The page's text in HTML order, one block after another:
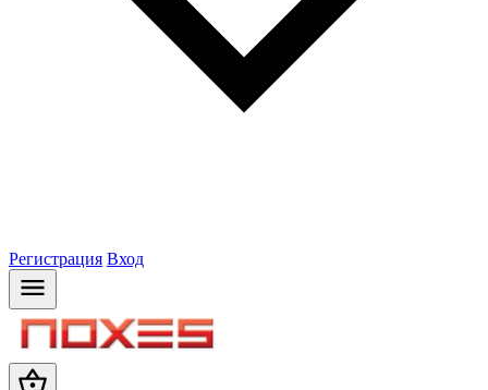
Регистрация Вход